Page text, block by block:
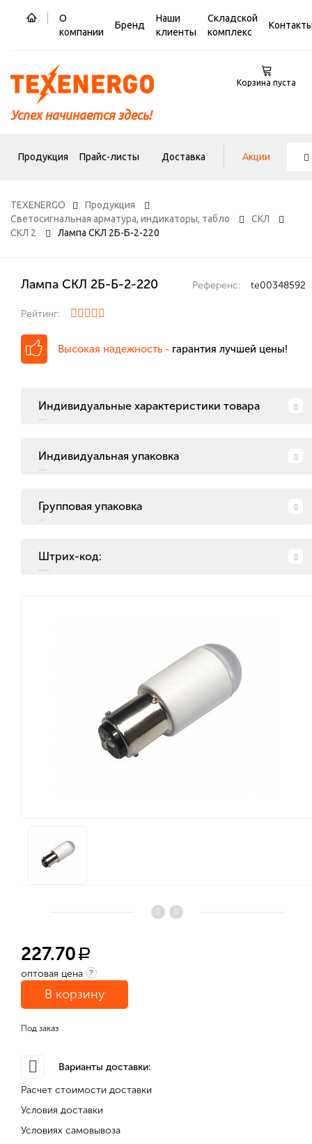
О
компании
Бренд
Наши
клиенты
Складской
комплекс
Успех начинается здесь!
Корзина пуста
Продукция Прайс-листы Доставка Акции
TEXENERGO
Продукция
Светосигнальная арматура, индикаторы, табло
СКЛ
СКЛ 2
Лампа СКЛ 2Б-Б-2-220
Лампа СКЛ 2Б-Б-2-220 Референс: te00348592
Рейтинг:
Высокая надежность - гарантия лучшей цены!
Индивидуальные характеристики товара
Индивидуальная упаковка
Групповая упаковка
Штрих-код:
227.70 a
оптовая цена ?
В корзину
Под заказ
Варианты доставки:
Расчет стоимости доставки
Условия доставки
Условиях самовывоза